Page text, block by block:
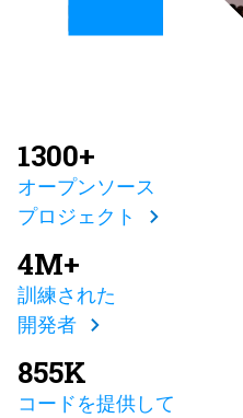
1300+
オープンソース
プロジェクト
4M+
訓練された
開発者
855K
コードを提供して